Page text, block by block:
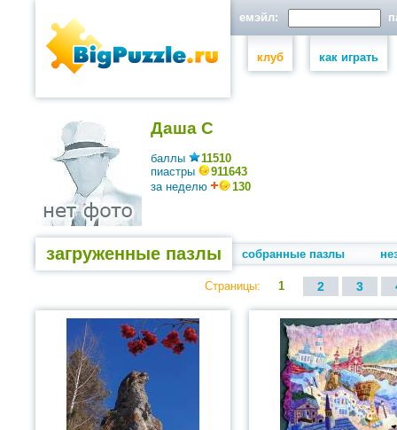
емэйл:
клуб как играть
Даша С
баллы
11510
пиастры
911643
за неделю
130
загруженные пазлы собранные пазлы
Страницы: 1 2 3